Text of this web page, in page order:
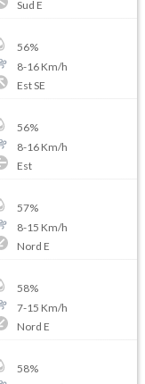
Sud E
56%
8-16Km/h
Est SE
56%
8-16Km/h
Est
57%
8-15 Km/h
Nord E
58%
7-15 Km/h
Nord E
58%